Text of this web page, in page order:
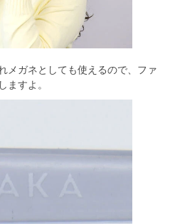
メガネとしても使えるので、ファ
ますよ。